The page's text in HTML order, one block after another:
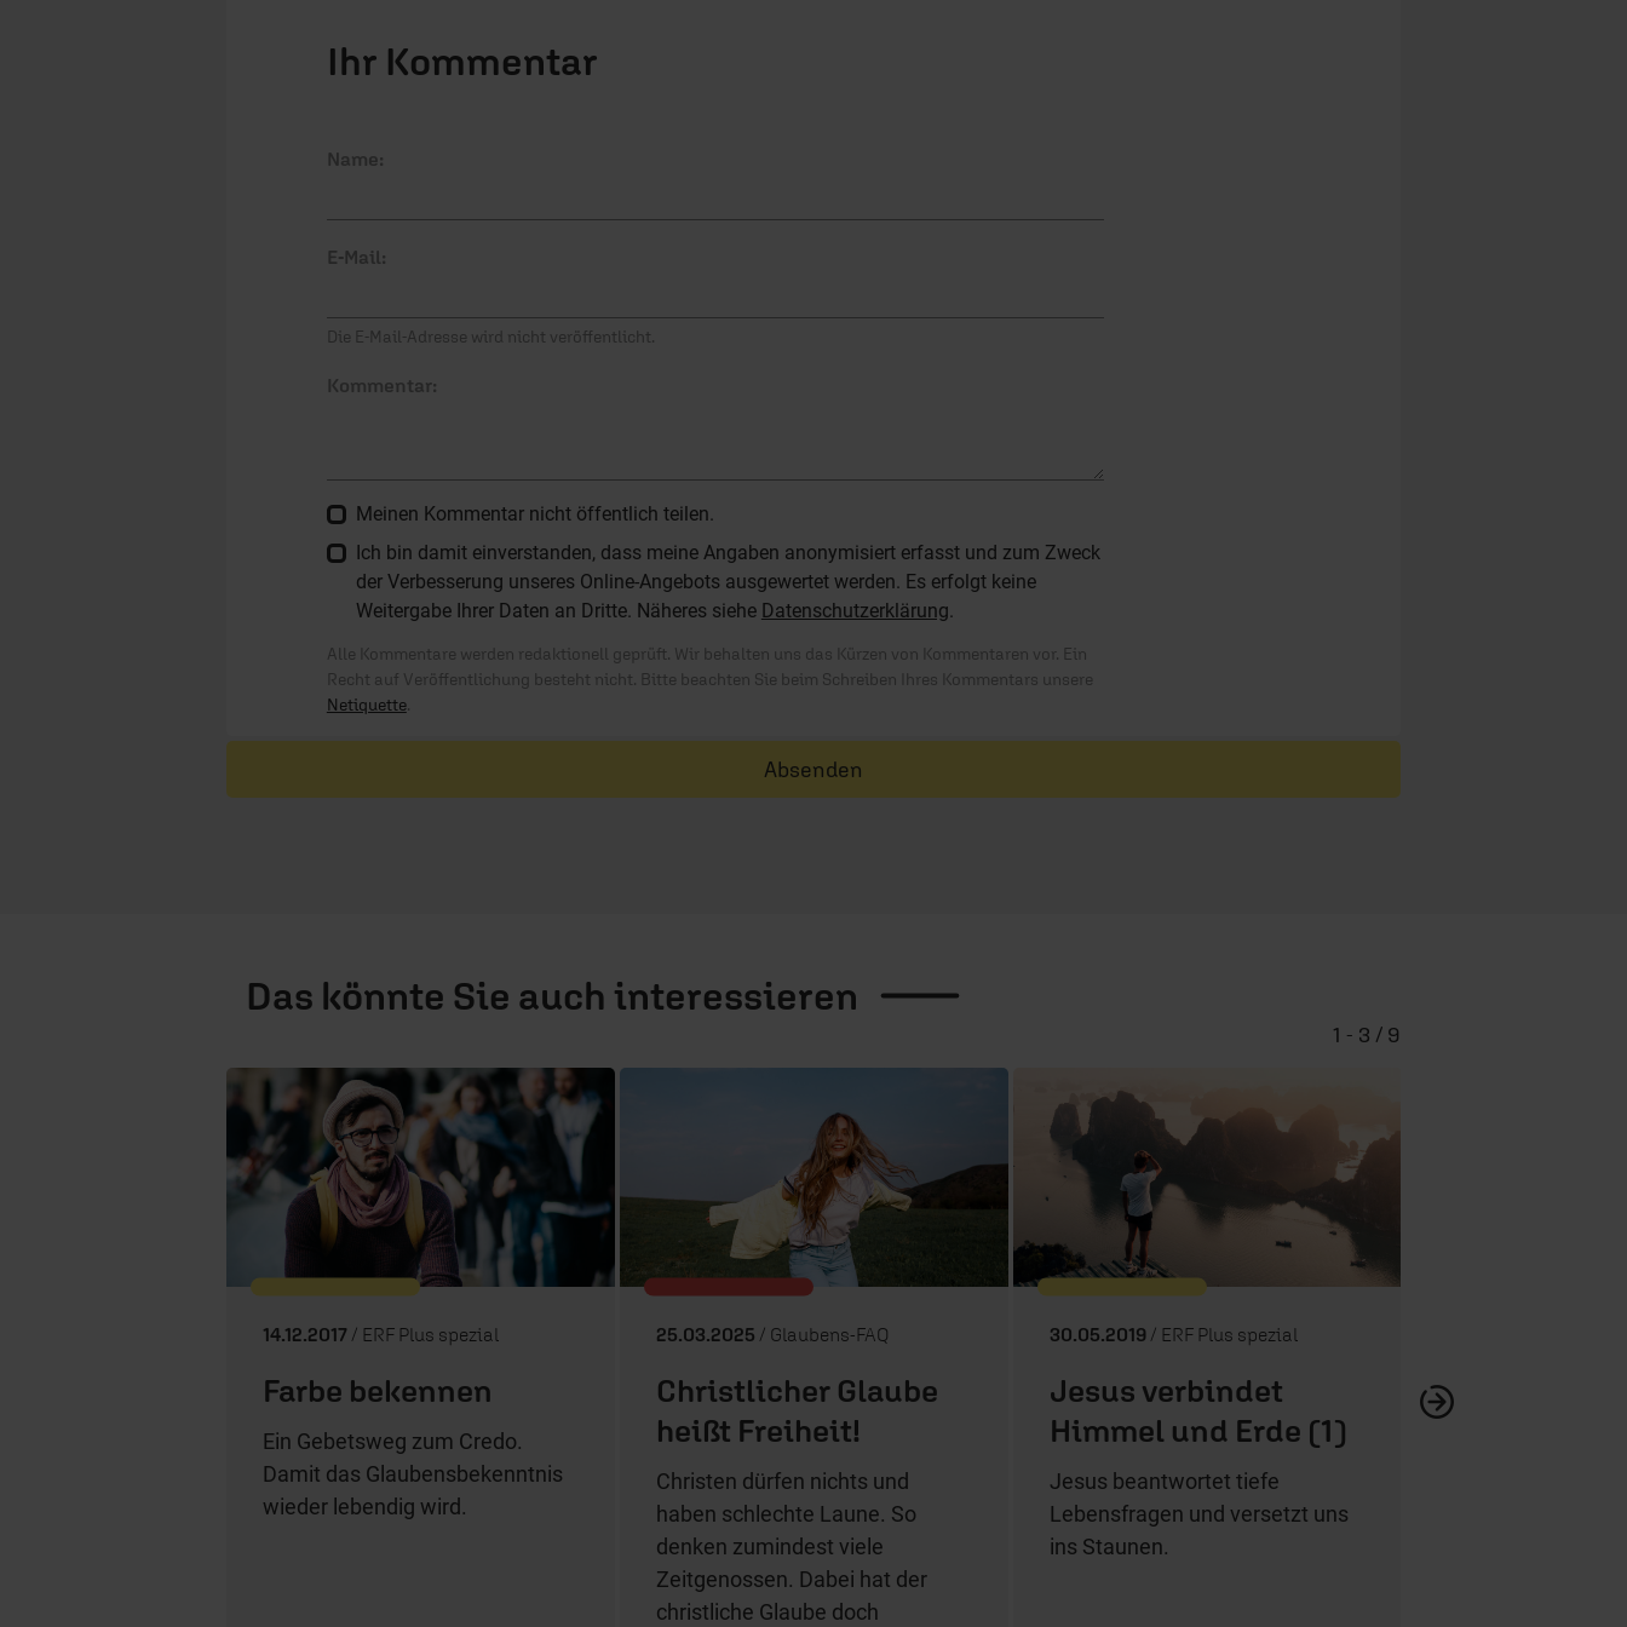
Ihr Kommentar
Name:
E-Mail:
Die E-Mail-Adresse wird nicht veröffentlicht.
Kommentar:
Meinen Kommentar nicht öffentlich teilen.
Ich bin damit einverstanden, dass meine Angaben anonymisiert erfasst und zum Zweck
der Verbesserung unseres Online-Angebots ausgewertet werden. Es erfolgt keine
Weitergabe Ihrer Daten an Dritte. Näheres siehe Datenschutzerklärung.
Alle Kommentare werden redaktionell geprüft. Wir behalten uns das Kürzen von Kommentaren vor. Ein
Recht auf Veröffentlichung besteht nicht. Bitte beachten Sie beim Schreiben Ihres Kommentars unsere
Netiquette.
Absenden
Das könnte Sie auch interessieren
14.12.2017 / ERF Plus spezial
Farbe bekennen
Ein Gebetsweg zum Credo.
Damit das Glaubensbekenntnis
wieder lebendig wird.
25.03.2025 / Glaubens-FAQ
Christlicher Glaube
heißt Freiheit!
Christen dürfen nichts und
haben schlechte Laune. So
denken zumindest viele
Zeitgenossen. Dabei hat der
christliche Glaube doch
30.05.2019 / ERF Plus spezial
Jesus verbindet
Himmel und Erde (1)
Jesus beantwortet tiefe
Lebensfragen und versetzt uns
ins Staunen.
1 - 3 / 9